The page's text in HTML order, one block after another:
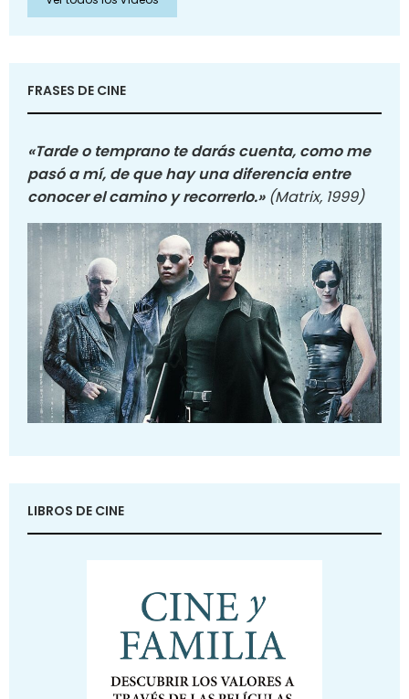
FRASES DE CINE
«Tarde o temprano te darás cuenta, como me
pasó a mí, de que hay una diferencia entre
conocer el camino y recorrerlo.» (Matrix, 1999)
LIBROS DE CINE